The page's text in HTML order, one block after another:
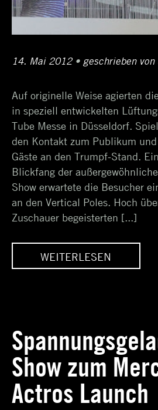
Posted
14. Mai 201212.
2017
• Author
geschrieben von
Auf originelle Weise agierten
in speziell entwickelten
Tube Messe in Düsseldorf.
den Kontakt zum Publikum
Gäste an den Trumpf-Stand.
Blickfang der
Show erwartete die Besucher
an den Vertical Poles. Hoch
Zuschauer begeisterten [...]
WEITERLESEN
Show zum
Actros Launch